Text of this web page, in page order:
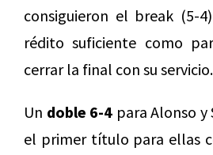
consiguieron el break (5-
rédito suficiente como
cerrar la final con su servicio.
Un doble 6-4 para Alonso y
el primer título para ellas